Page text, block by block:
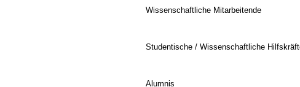
Wissenschaftliche Mitarbeitende
Studentische / Wissenschaftliche
Alumnis